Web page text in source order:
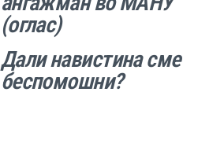
(оглас)
Дали навистина сме
беспомошни?